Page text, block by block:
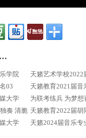
…
学院
03
大学
奏 清脆
大学
天籁艺术学校
学
天籁教育2021届
为联考练兵 为梦
天籁教育2022届
天籁2024届音乐